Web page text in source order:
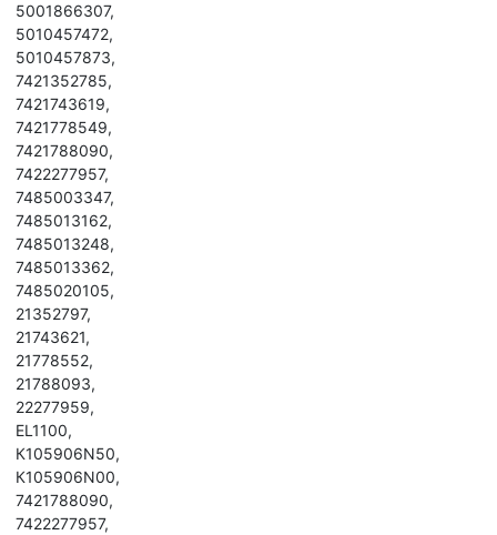
5001866307,
5010457472,
5010457873,
7421352785,
7421743619,
7421778549,
7421788090,
7422277957,
7485003347,
7485013162,
7485013248,
7485013362,
7485020105,
21352797,
21743621,
21778552,
21788093,
22277959,
ЕL1100,
К105906N50,
К105906N00,
7421788090,
7422277957,